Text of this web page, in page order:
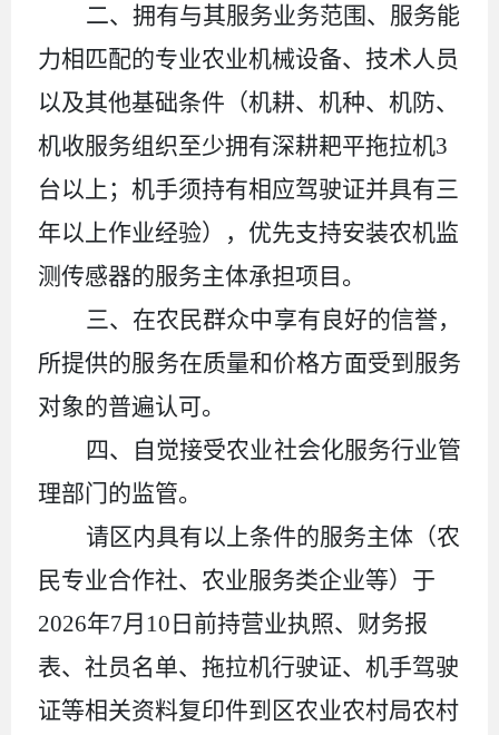
二、拥有与其服务业务范围、服务能
力相匹配的专业农业机械设备、技术人员
以及其他基础条件 （机耕、机种、机防、
机收服务组织至少拥有深耕耙平拖拉机3
台以上；机手须持有相应驾驶证并具有三
年以上作业经验）
，优先支持安装农机监
测传感器的服务主体承担项目。
三、在农民群众中享有良好的信誉，
所提供的服务在质量和价格方面受到服务
对象的普遍认可。
四、自觉接受农业社会化服务行业管
理部门的监管。
请区内具有以上条件的服务主体（农
民专业合作社、农业服务类企业等）于
2026年7月 10 日前持营业执照、财务报
表、社员名单、拖拉机行驶证、机手驾驶
证等相关资料复印件到区农业农村局农村